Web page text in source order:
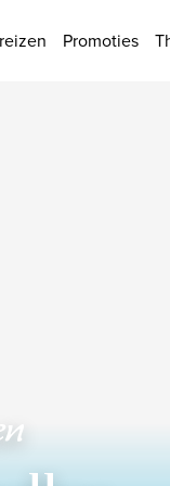
Promoties